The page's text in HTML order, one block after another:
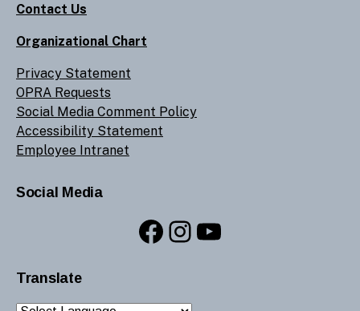
Contact Us
Organizational Chart
Privacy Statement
OPRA Requests
Social Media Comment Policy
Accessibility Statement
Employee Intranet
Social Media
Facebook
Instagram
YouTube
Translate